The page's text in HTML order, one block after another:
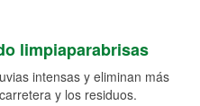
limpiaparabrisas
intensas y eliminan más
y los residuos.